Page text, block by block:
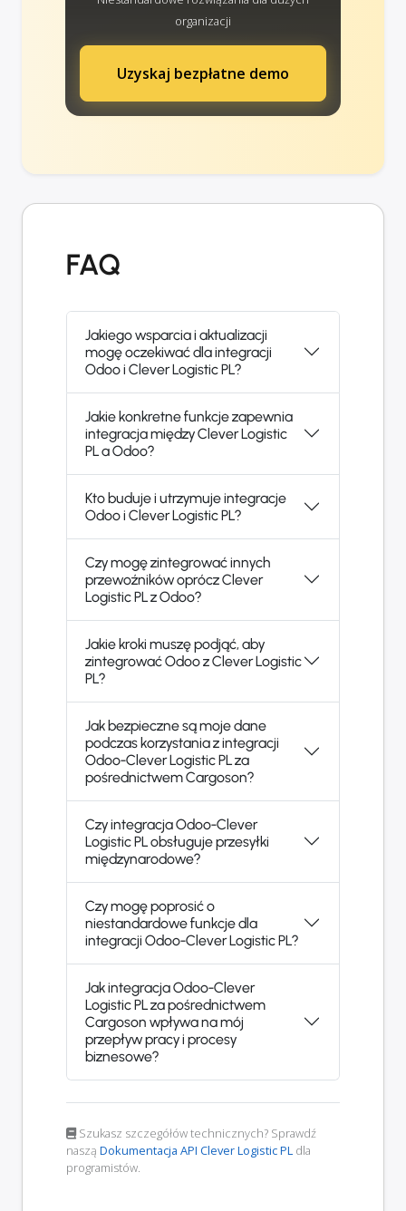
organizacji
Uzyskaj bezpłatne demo
FAQ
Jakiego wsparcia i aktualizacji
mogę oczekiwać dla integracji
Odoo i Clever Logistic PL?
Jakie konkretne funkcje zapewnia
integracja między Clever Logistic
PL a Odoo?
Kto buduje i utrzymuje integracje
Odoo i Clever Logistic PL?
Czy mogę zintegrować innych
przewoźników oprócz Clever
Logistic PL z Odoo?
Jakie kroki muszę podjąć, aby
zintegrować Odoo z Clever Logistic
PL?
Jak bezpieczne są moje dane
podczas korzystania z integracji
Odoo-Clever Logistic PL za
pośrednictwem Cargoson?
Czy integracja Odoo-Clever
Logistic PL obsługuje przesyłki
międzynarodowe?
Czy mogę poprosić o
niestandardowe funkcje dla
integracji Odoo-Clever Logistic PL?
Jak integracja Odoo-Clever
Logistic PL za pośrednictwem
Cargoson wpływa na mój
przepływ pracy i procesy
biznesowe?
Szukasz szczegółów technicznych? Sprawdź
naszą Dokumentacja API Clever Logistic PL dla
programistów.